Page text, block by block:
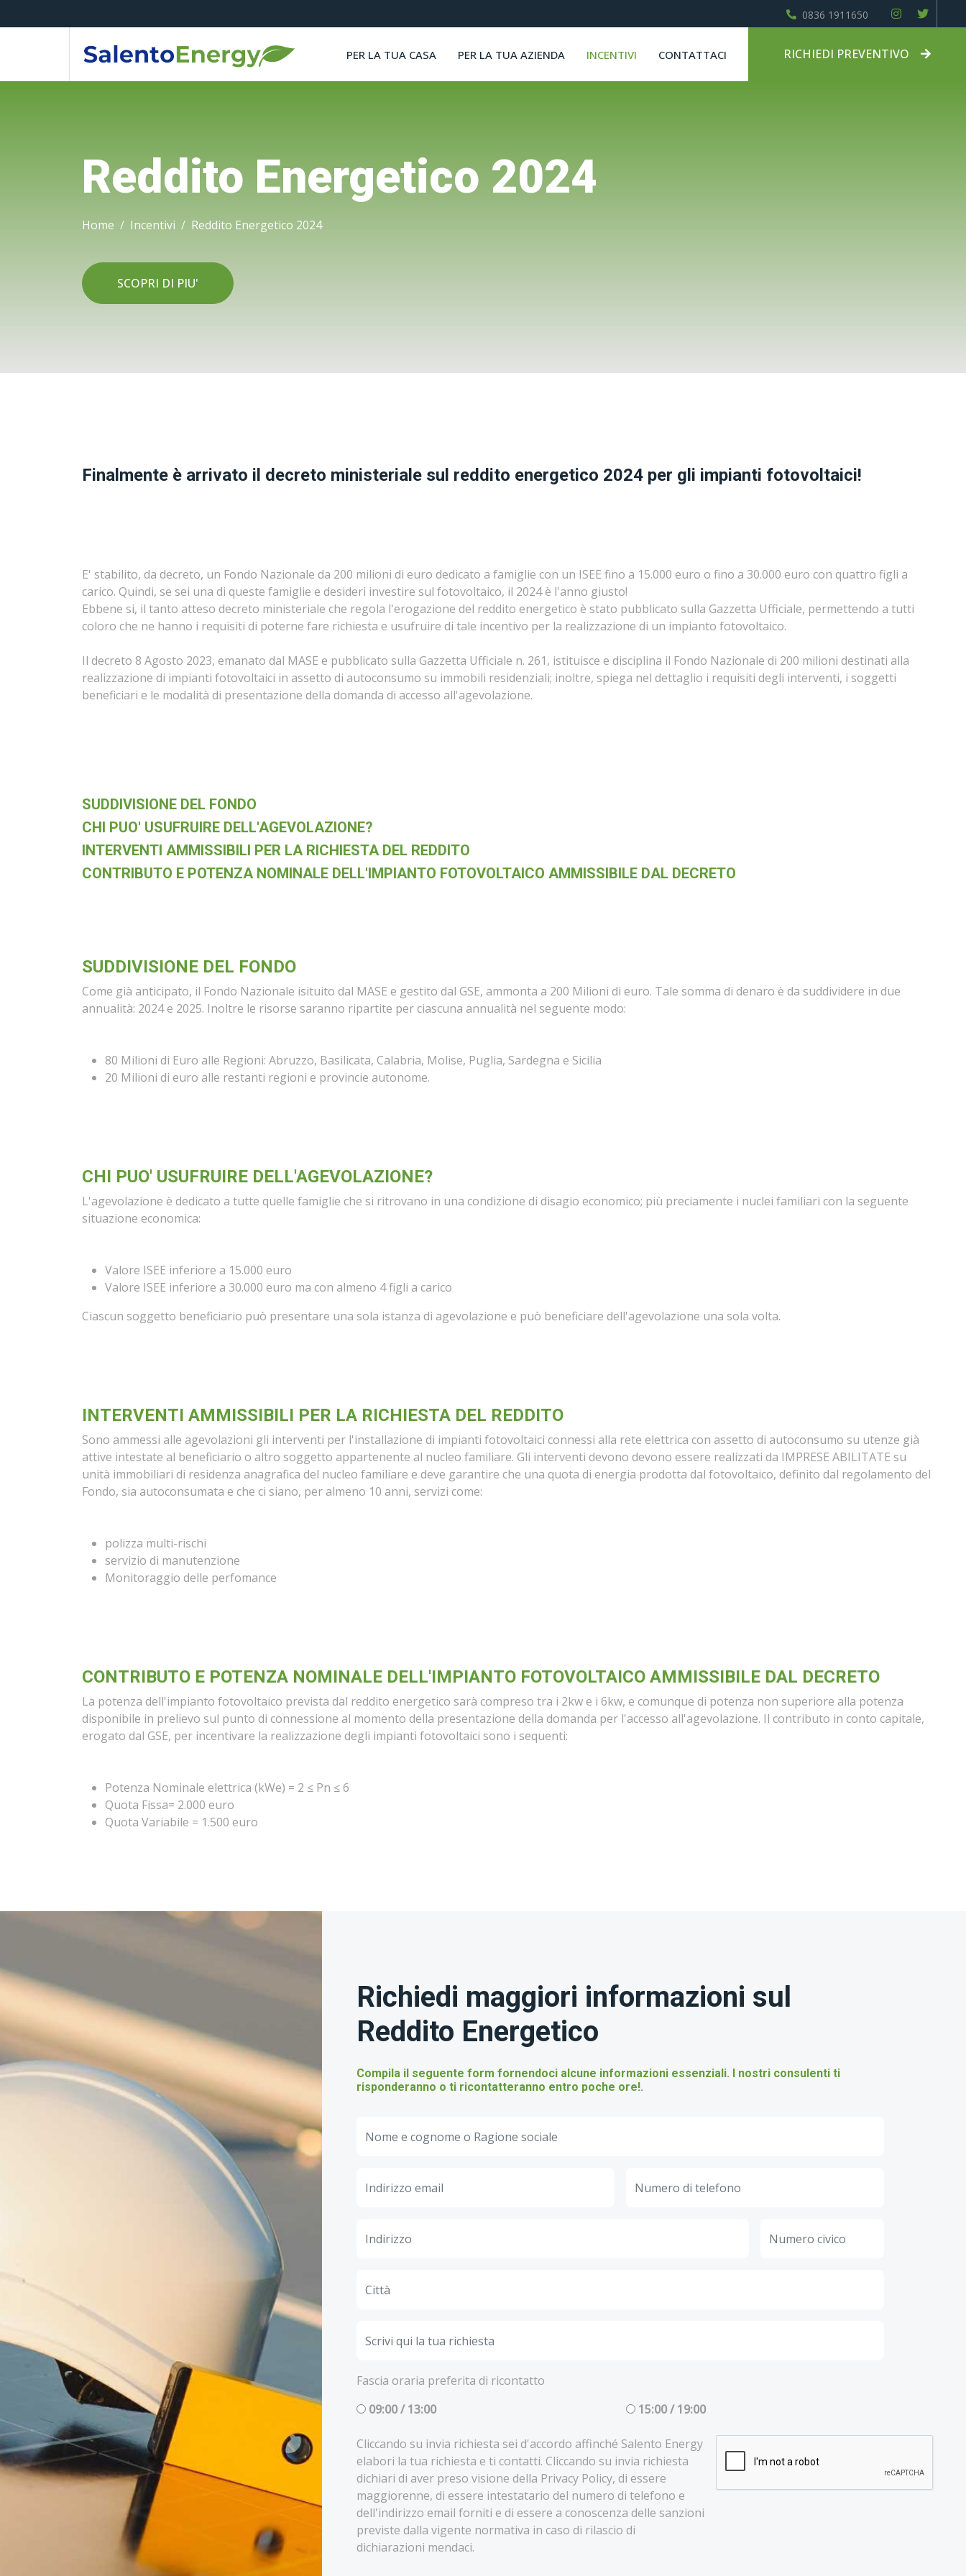
0836 1911650
PER LA TUA CASA PER LA TUA AZIENDA INCENTIVI CONTATTACI RICHIEDI PREVENTIVO
Reddito Energetico 2024
Home Incentivi Reddito Energetico 2024
SCOPRI DI PIU'
Finalmente è arrivato il decreto ministeriale sul reddito energetico 2024 per gli impianti fotovoltaici!
E' stabilito, da decreto, un Fondo Nazionale da 200 milioni di euro dedicato a famiglie con un ISEE fino a 15.000 euro o fino a 30.000 euro con quattro figli a
carico. Quindi, se sei una di queste famiglie e desideri investire sul fotovoltaico, il 2024 è l'anno giusto!
Ebbene si, il tanto atteso decreto ministeriale che regola l'erogazione del reddito energetico è stato pubblicato sulla Gazzetta Ufficiale, permettendo a tutti
coloro che ne hanno i requisiti di poterne fare richiesta e usufruire di tale incentivo per la realizzazione di un impianto fotovoltaico.
Il decreto 8 Agosto 2023, emanato dal MASE e pubblicato sulla Gazzetta Ufficiale n. 261, istituisce e disciplina il Fondo Nazionale di 200 milioni destinati alla
realizzazione di impianti fotovoltaici in assetto di autoconsumo su immobili residenziali; inoltre, spiega nel dettaglio i requisiti degli interventi, i soggetti
beneficiari e le modalità di presentazione della domanda di accesso all'agevolazione.
SUDDIVISIONE DEL FONDO
CHI PUO' USUFRUIRE DELL'AGEVOLAZIONE?
INTERVENTI AMMISSIBILI PER LA RICHIESTA DEL REDDITO
CONTRIBUTO E POTENZA NOMINALE DELL'IMPIANTO FOTOVOLTAICO AMMISSIBILE DAL DECRETO
SUDDIVISIONE DEL FONDO
Come già anticipato, il Fondo Nazionale isituito dal MASE e gestito dal GSE, ammonta a 200 Milioni di euro. Tale somma di denaro è da suddividere in due
annualità: 2024 e 2025. Inoltre le risorse saranno ripartite per ciascuna annualità nel seguente modo:
80 Milioni di Euro alle Regioni: Abruzzo, Basilicata, Calabria, Molise, Puglia, Sardegna e Sicilia
20 Milioni di euro alle restanti regioni e provincie autonome.
CHI PUO' USUFRUIRE DELL'AGEVOLAZIONE?
L'agevolazione è dedicato a tutte quelle famiglie che si ritrovano in una condizione di disagio economico; più preciamente i nuclei familiari con la seguente
situazione economica:
Valore ISEE inferiore a 15.000 euro
Valore ISEE inferiore a 30.000 euro ma con almeno 4 figli a carico
Ciascun soggetto beneficiario può presentare una sola istanza di agevolazione e può beneficiare dell'agevolazione una sola volta.
INTERVENTI AMMISSIBILI PER LA RICHIESTA DEL REDDITO
Sono ammessi alle agevolazioni gli interventi per l'installazione di impianti fotovoltaici connessi alla rete elettrica con assetto di autoconsumo su utenze già
attive intestate al beneficiario o altro soggetto appartenente al nucleo familiare. Gli interventi devono devono essere realizzati da IMPRESE ABILITATE su
unità immobiliari di residenza anagrafica del nucleo familiare e deve garantire che una quota di energia prodotta dal fotovoltaico, definito dal regolamento del
Fondo, sia autoconsumata e che ci siano, per almeno 10 anni, servizi come:
polizza multi-rischi
servizio di manutenzione
Monitoraggio delle perfomance
CONTRIBUTO E POTENZA NOMINALE DELL'IMPIANTO FOTOVOLTAICO AMMISSIBILE DAL DECRETO
La potenza dell'impianto fotovoltaico prevista dal reddito energetico sarà compreso tra i 2kw e i 6kw, e comunque di potenza non superiore alla potenza
disponibile in prelievo sul punto di connessione al momento della presentazione della domanda per l'accesso all'agevolazione. Il contributo in conto capitale,
erogato dal GSE, per incentivare la realizzazione degli impianti fotovoltaici sono i sequenti:
Potenza Nominale elettrica (kWe) = 2 ≤ Pn ≤ 6
Quota Fissa= 2.000 euro
Quota Variabile = 1.500 euro
Richiedi maggiori informazioni sul
Reddito Energetico
Compila il seguente form fornendoci alcune informazioni essenziali. I nostri consulenti ti
risponderanno o ti ricontatteranno entro poche ore!.
Fascia oraria preferita di ricontatto
09:00 / 13:00
15:00 / 19:00
Cliccando su invia richiesta sei d'accordo affinché Salento Energy
elabori la tua richiesta e ti contatti. Cliccando su invia richiesta
dichiari di aver preso visione della Privacy Policy, di essere
maggiorenne, di essere intestatario del numero di telefono e
dell'indirizzo email forniti e di essere a conoscenza delle sanzioni
previste dalla vigente normativa in caso di rilascio di
dichiarazioni mendaci.